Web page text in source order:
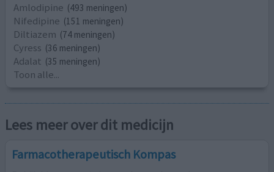
Amlodipine (493 meningen)
Nifedipine (151 meningen)
Diltiazem (74 meningen)
Cyress (36 meningen)
Adalat (35 meningen)
Toon alle...
Lees meer over dit medicijn
Farmacotherapeutisch Kompas